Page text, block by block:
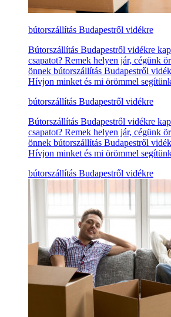
bútorszállítás Budapestről vidékre
Bútorszállítás Budapestről vidékre
csapatot? Remek helyen jár, cégünk
önnek bútorszállítás Budapestről
Hívjon minket és mi örömmel
bútorszállítás Budapestről vidékre
Bútorszállítás Budapestről vidékre
csapatot? Remek helyen jár, cégünk
önnek bútorszállítás Budapestről
Hívjon minket és mi örömmel
bútorszállítás Budapestről vidékre